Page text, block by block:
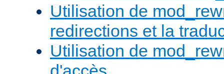
Utilisation de
redirections et la
Utilisation de